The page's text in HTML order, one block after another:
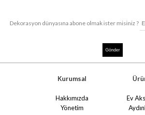
Dekorasyon dünyasına abone olmak ister misiniz ?
Kurumsal
Hakkımızda
Yönetim
Ev